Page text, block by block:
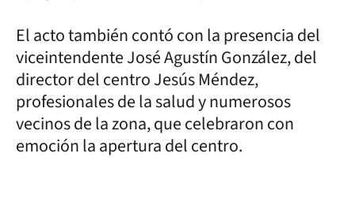
El acto también contó con la presencia del
viceintendente José Agustín González, del
director del centro Jesús Méndez,
profesionales de la salud y numerosos
vecinos de la zona, que celebraron con
emoción la apertura del centro.